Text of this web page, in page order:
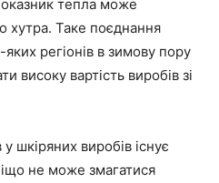
тепла може
хутра. Таке поєднання
яких регіонів в зимову пору
високу вартість виробів зі
шкіряних виробів існує
не може змагатися